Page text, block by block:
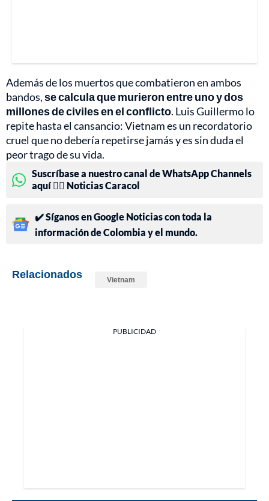
Además de los muertos que combatieron en ambos
bandos,se calcula que murieron entre uno y dos
millones de civiles en el conflicto. Luis Guillermo lo
repite hasta el cansancio: Vietnam es un recordatorio
cruel que no debería repetirse jamás y es sin duda el
peor trago de su vida.
Suscríbase a nuestro canal de WhatsApp Channels
aquí 👉🏻 Noticias Caracol
✔️ Síganos en Google Noticias con toda la
información de Colombia y el mundo.
Relacionados Vietnam
PUBLICIDAD